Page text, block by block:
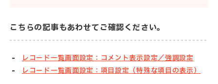
こちらの記事もあわせてご確認ください。
レコード一覧画面設定：コメント表示設定／強調設定
レコード一覧画面設定：項目設定（特殊な項目の表示）